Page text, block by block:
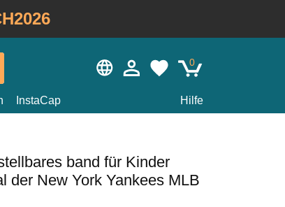
0
InstaCap Hilfe
band für Kinder
der New York Yankees MLB